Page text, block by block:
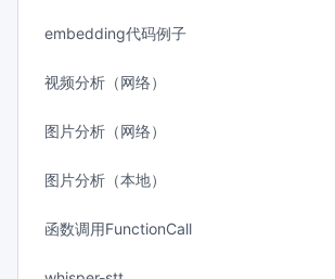
embedding代码例子
视频分析（网络）
图片分析（网络）
图片分析（本地）
函数调用FunctionCall